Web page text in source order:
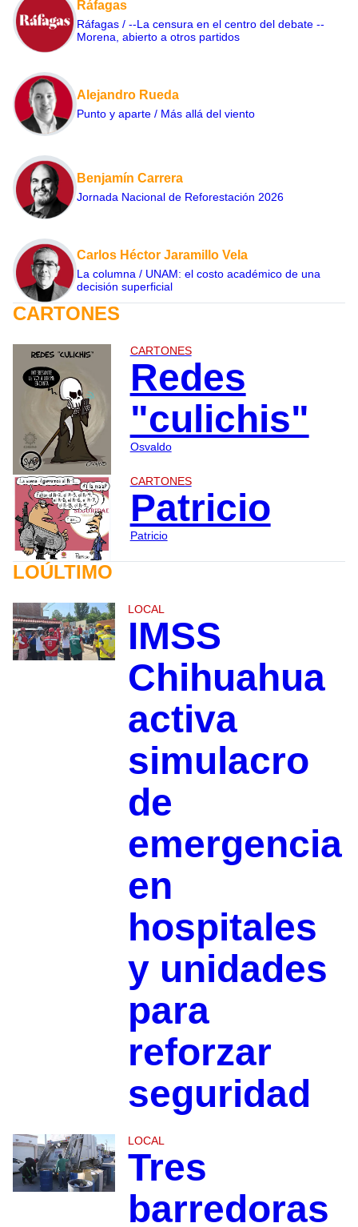
Ráfagas
Ráfagas / --La censura en el centro del debate --
Morena, abierto a otros partidos
Alejandro Rueda
Punto y aparte / Más allá del viento
Benjamín Carrera
Jornada Nacional de Reforestación 2026
Carlos Héctor Jaramillo Vela
La columna / UNAM: el costo académico de una
decisión superficial
CARTONES
CARTONES
Redes
"culichis"
Osvaldo
CARTONES
Patricio
Patricio
LOÚLTIMO
LOCAL
IMSS
Chihuahua
activa
simulacro
de
emergencia
en
hospitales
y unidades
para
reforzar
seguridad
LOCAL
Tres
barredoras